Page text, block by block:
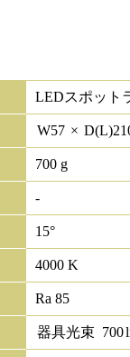
LEDスポット
W57 × D(L)
700 g
-
15°
4000 K
Ra 85
器具光束 700